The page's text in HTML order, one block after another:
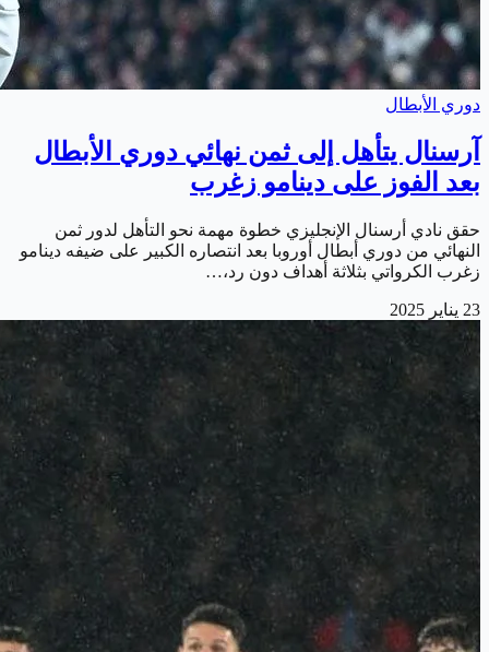
دوري الأبطال
آرسنال يتأهل إلى ثمن نهائي دوري الأبطال
بعد الفوز على دينامو زغرب
حقق نادي أرسنال الإنجليزي خطوة مهمة نحو التأهل لدور ثمن
النهائي من دوري أبطال أوروبا بعد انتصاره الكبير على ضيفه دينامو
زغرب الكرواتي بثلاثة أهداف دون رد،…
23 يناير 2025